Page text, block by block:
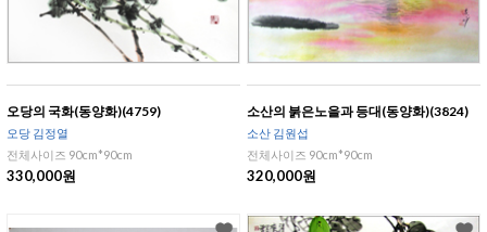
오당의 국화(동양화)(4759)
오당 김정열
전체사이즈 90cm*90cm
330,000원
소산의 붉은노을과 등대(동양화)(3824)
소산 김원섭
전체사이즈 90cm*90cm
320,000원